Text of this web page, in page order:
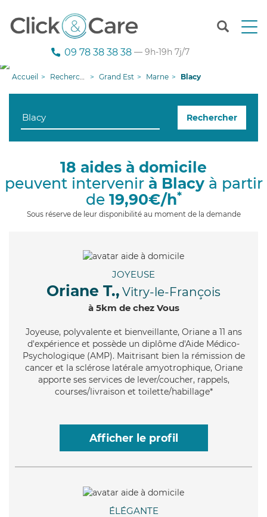
T
n
g
i
09 78 38 38 38 — 9h-19h 7j/7
Accueil Recherche aide à domicile Grand Est Marne Blacy
Rechercher
18 aides à domicile
peuvent intervenir à Blacyà partir
de 19,90€/h*
Sous réserve de leur disponibilité au moment de la demande
JOYEUSE
Oriane T., Vitry-le-François
à 5km de chez Vous
Joyeuse, polyvalente et bienveillante, Oriane a 11 ans
d'expérience et possède un diplôme d'Aide Médico-
Psychologique (AMP). Maitrisant bien la rémission de
cancer et la sclérose latérale amyotrophique, Oriane
apporte ses services de lever/coucher, rappels,
courses/livraison et toilette/habillage*
Afficher le profil
ÉLÉGANTE